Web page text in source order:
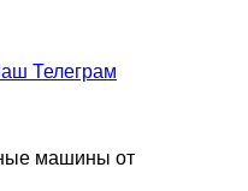
машины от